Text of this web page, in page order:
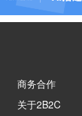
商务合作
关于2B2C